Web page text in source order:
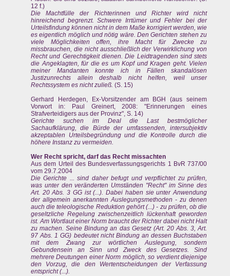
12 f.)
Die Machtfülle der Richterinnen und Richter wird nicht
hinreichend begrenzt. Schwere Irrtümer und Fehler bei der
Urteilsfindung können nicht in dem Maße korrigiert werden, wie
es eigentlich möglich und nötig wäre. Den Gerichten stehen zu
viele Möglichkeiten offen, ihre Macht für Zwecke zu
missbrauchen, die nicht ausschließlich der Verwirklichung von
Recht und Gerechtigkeit dienen. Die Leidtragenden sind stets
die Angeklagten, für die es um Kopf und Kragen geht. Vielen
meiner Mandanten konnte ich in Fällen skandalösen
Justizunrechts allein deshalb nicht helfen, weil unser
Rechtssystem es nicht zuließ. (S. 15)
Gerhard Herdegen, Ex-Vorsitzender am BGH (aus seinem
Vorwort in: Paul Greinert, 2008: "Erinnerungen eines
Strafverteidigers aus der Provinz", S. 14)
Gerichte suchen im Deal die Last bestmöglicher
Sachaufklärung, die Bürde der umfassenden, intersubjektiv
akzeptablen Urteilsbegründung und die Kontrolle durch die
höhere Instanz zu vermeiden.
Wer Recht spricht, darf das Recht missachten
Aus dem Urteil des Bundesverfassungsgerichts 1 BvR 737/00
vom 29.7.2004
Die Gerichte ... sind daher befugt und verpflichtet zu prüfen,
was unter den veränderten Umständen "Recht" im Sinne des
Art. 20 Abs. 3 GG ist (...). Dabei haben sie unter Anwendung
der allgemein anerkannten Auslegungsmethoden - zu denen
auch die teleologische Reduktion gehört (...) - zu prüfen, ob die
geseltzliche Regelung zwischenzeitlich lückenhaft geworden
ist. Am Wortlaut einer Norm braucht der Richter dabei nicht Halt
zu machen. Seine Bindung an das Gesetz (Art. 20 Abs. 3, Art.
97 Abs. 1 GG) bedeutet nicht Bindung an dessen Buchstaben
mit dem Zwang zur wörtlichen Auslegung, sondern
Gebundensein an Sinn und Zweck des Gesetzes. Sind
mehrere Deutungen einer Norm möglich, so verdient diejenige
den Vorzug, die den Wertentscheidungen der Verfassung
entspricht (...).